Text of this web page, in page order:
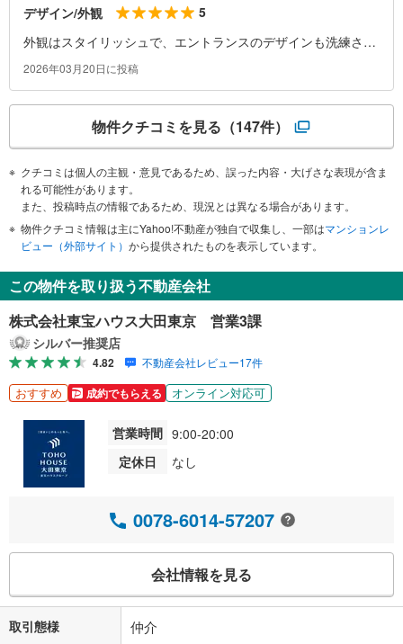
デザイン/外観
5
外観はスタイリッシュで、エントランスのデザインも洗練され
ています。周囲の街並みにもよく馴染んでおり、帰宅するたび
に気分が上がる建物です
2026年03月20日に投稿
物件クチコミを見る （147件）
クチコミは個人の主観・意見であるため、誤った内容・大げさな表現が含ま
れる可能性があります。
また、投稿時点の情報であるため、現況とは異なる場合があります。
物件クチコミ情報は主にYahoo!不動産が独自で収集し、一部はマンションレ
ビュー（外部サイト） から提供されたものを表示しています。
この物件を取り扱う不動産会社
株式会社東宝ハウス大田東京 営業3課
シルバー推奨店
4.82 不動産会社レビュー17件
おすすめ 成約でもらえる オンライン対応可
営業時間 9:00-20:00
定休日
なし
0078-6014-57207
会社情報を見る
取引態様 仲介